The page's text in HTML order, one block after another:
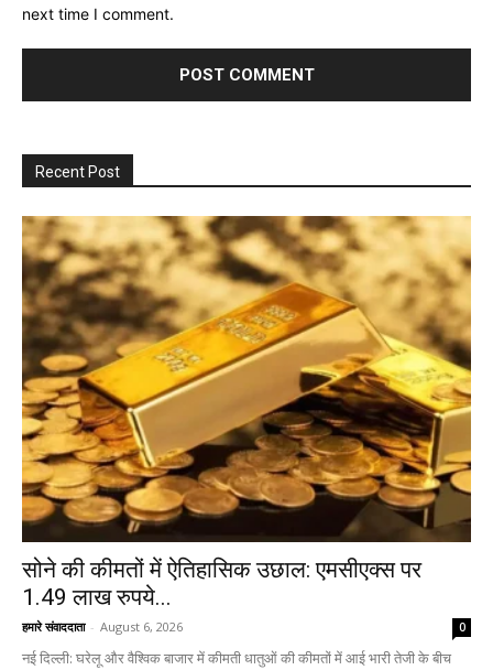
next time I comment.
Recent Post
सोने की कीमतों में ऐतिहासिक उछाल: एमसीएक्स पर
1.49 लाख रुपये...
हमारे संवाददाता - August 6, 2026 0
नई दिल्ली: घरेलू और वैश्विक बाजार में कीमती धातुओं की कीमतों में आई भारी तेजी के बीच